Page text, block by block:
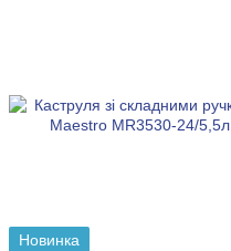
Новинка